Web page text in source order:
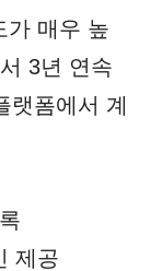
가 매우 높
3년 연속
랫폼에서 계
제공